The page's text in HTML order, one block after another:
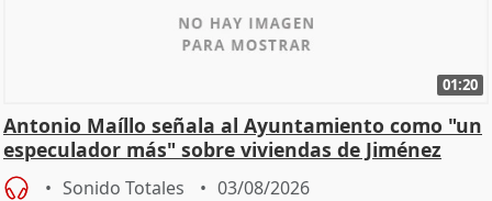
01:20
Antonio Maíllo señala al Ayuntamiento como "un
especulador más" sobre viviendas de Jiménez
Becerril
Sonido Totales 03/08/2026